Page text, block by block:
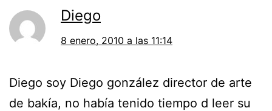
Diego
8 enero, 2010 a las 11:14
Diego soy Diego gonzález director de arte
de bakía, no había tenido tiempo d leer su